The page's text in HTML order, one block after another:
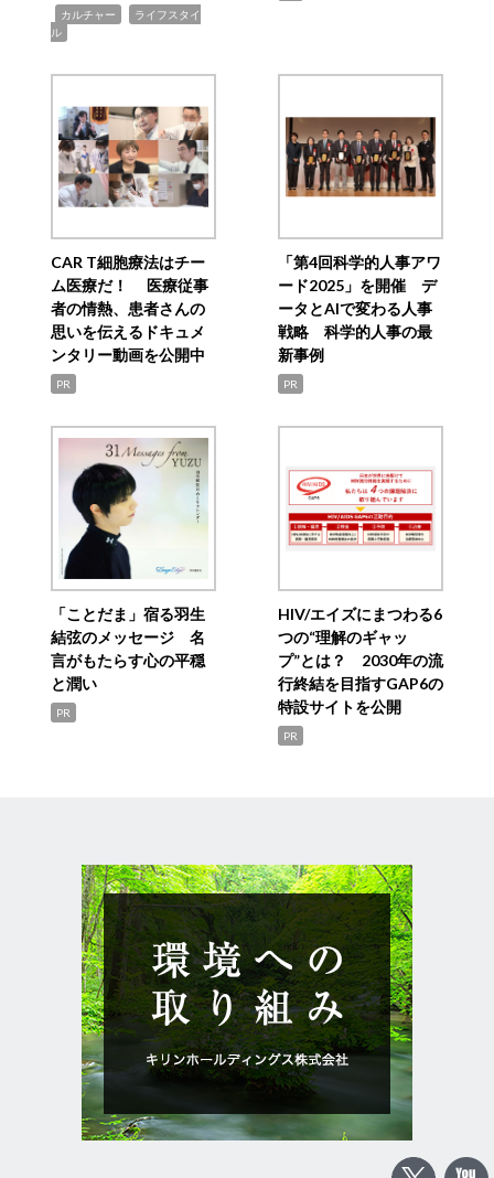
カルチャー
ライフスタイ
ル
CAR T細胞療法はチー
ム医療だ！ 医療従事
者の情熱、患者さんの
思いを伝えるドキュメ
ンタリー動画を公開中
PR
「第4回科学的人事アワ
ード2025」を開催 デ
ータとAIで変わる人事
戦略 科学的人事の最
新事例
PR
「ことだま」宿る羽生
結弦のメッセージ 名
言がもたらす心の平穏
と潤い
PR
HIV/エイズにまつわる6
つの“理解のギャッ
プ”とは？ 2030年の流
行終結を目指すGAP6の
特設サイトを公開
PR